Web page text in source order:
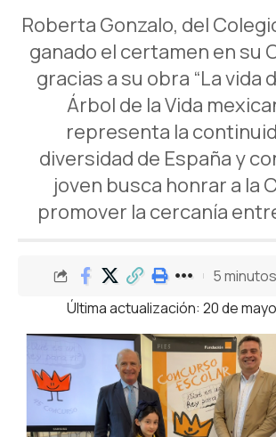
Roberta Gonzalo, del
ganado el certamen en su
gracias a su obra “La vida
Árbol de la Vida
representa la
diversidad de España y
joven busca honrar a la
promover la cercanía
Última actualización: 20 de
5